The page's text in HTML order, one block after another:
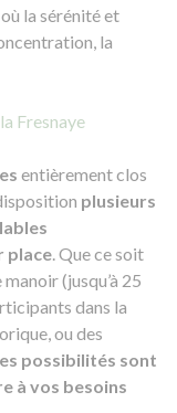
, où la sérénité et
la
Fresnaye
entièrement clos
plusieurs
place . Que ce soit
(jusqu’à 25
dans la
ou des
possibilités sont
à vos besoins